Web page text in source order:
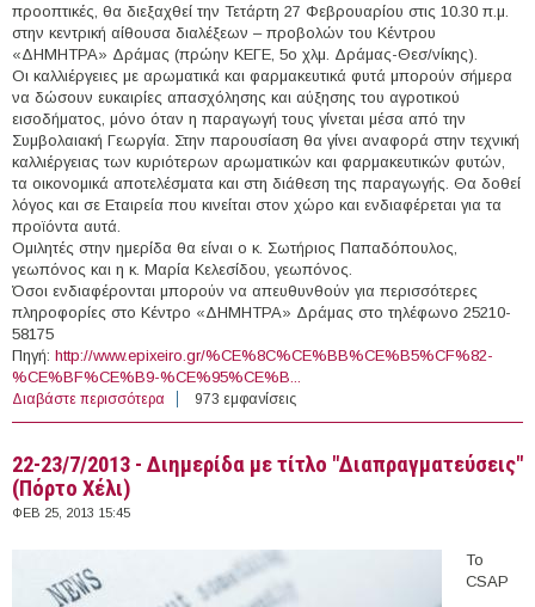
προοπτικές, θα διεξαχθεί την Τετάρτη 27 Φεβρουαρίου στις 10.30 π.μ.
στην κεντρική αίθουσα διαλέξεων – προβολών του Κέντρου
«ΔΗΜΗΤΡΑ» Δράμας (πρώην ΚΕΓΕ, 5ο χλμ. Δράμας-Θεσ/νίκης).
Οι καλλιέργειες με αρωματικά και φαρμακευτικά φυτά μπορούν σήμερα
να δώσουν ευκαιρίες απασχόλησης και αύξησης του αγροτικού
εισοδήματος, μόνο όταν η παραγωγή τους γίνεται μέσα από την
Συμβολαιακή Γεωργία. Στην παρουσίαση θα γίνει αναφορά στην τεχνική
καλλιέργειας των κυριότερων αρωματικών και φαρμακευτικών φυτών,
τα οικονομικά αποτελέσματα και στη διάθεση της παραγωγής. Θα δοθεί
λόγος και σε Εταιρεία που κινείται στον χώρο και ενδιαφέρεται για τα
προϊόντα αυτά.
Ομιλητές στην ημερίδα θα είναι ο κ. Σωτήριος Παπαδόπουλος,
γεωπόνος και η κ. Μαρία Κελεσίδου, γεωπόνος.
Όσοι ενδιαφέρονται μπορούν να απευθυνθούν για περισσότερες
πληροφορίες στο Κέντρο «ΔΗΜΗΤΡΑ» Δράμας στο τηλέφωνο 25210-
58175
Πηγή: http://www.epixeiro.gr/%CE%8C%CE%BB%CE%B5%CF%82-
%CE%BF%CE%B9-%CE%95%CE%B...
Διαβάστε περισσότερα για 27/2/2013 - Ημερίδα για τα αρωματικά φυτά (Δράμα)
973 εμφανίσεις
22-23/7/2013 - Διημερίδα με τίτλο "Διαπραγματεύσεις"
(Πόρτο Χέλι)
ΦΕΒ 25, 2013 15:45
Το
CSAP